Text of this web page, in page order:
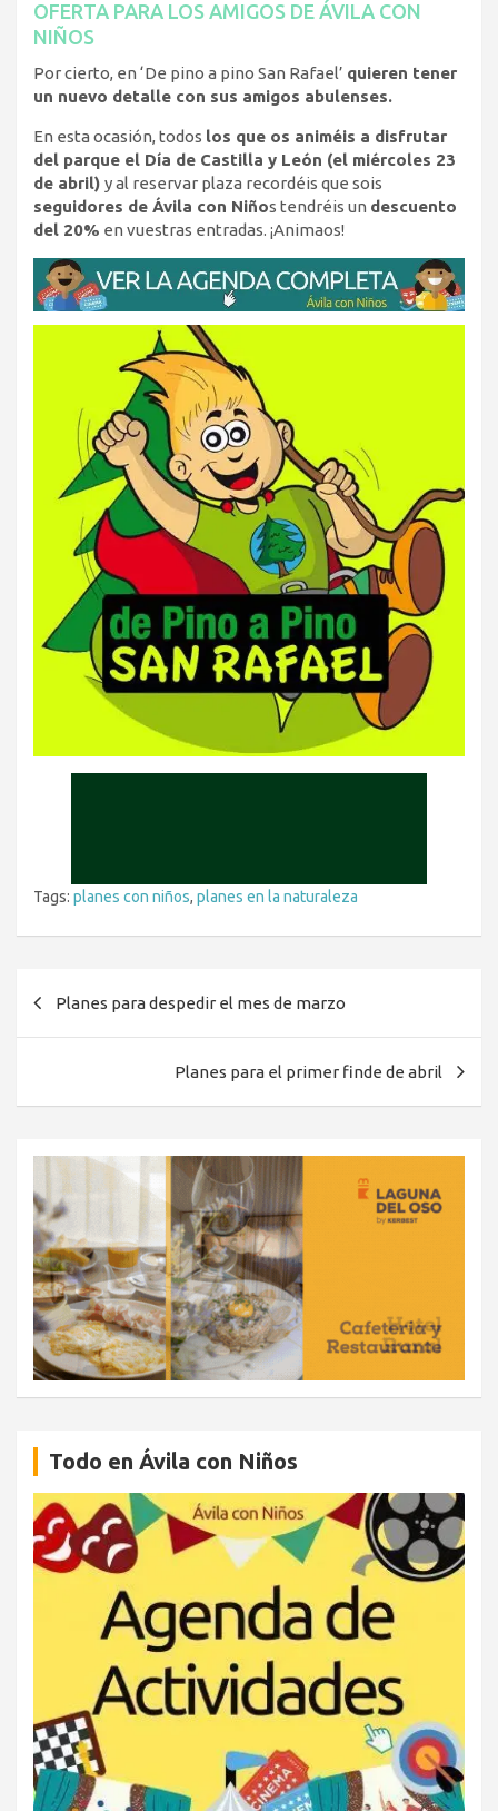
OFERTA PARA LOS AMIGOS DE ÁVILA CON
NIÑOS
Por cierto, en ‘De pino a pino San Rafael’ quieren tener
un nuevo detalle con sus amigos abulenses.
En esta ocasión, todos los que os animéis a disfrutar
del parque el Día de Castilla y León (el miércoles 23
de abril) y al reservar plaza recordéis que sois
seguidores de Ávila con Niños tendréis un descuento
del 20% en vuestras entradas. ¡Animaos!
Tags: planes con niños, planes en la naturaleza
Planes para despedir el mes de marzo
Planes para el primer finde de abril
Todo en Ávila con Niños